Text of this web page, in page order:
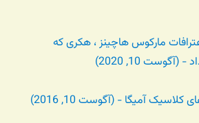
۱۰۱ – اعترافات مارکوس هاچینز ، هکری که
(آگوست 10, 2020)
کلاسیک آمیگا - (آگوست 10, 2016)